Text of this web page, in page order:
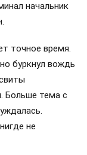
начальник
точное время.
буркнул вождь
Больше тема с
не